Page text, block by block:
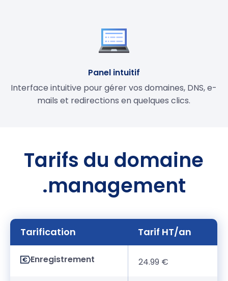
Panel intuitif
Interface intuitive pour gérer vos domaines, DNS, e-
mails et redirections en quelques clics.
Tarifs du domaine
.management
Tarification Tarif HT/an
Enregistrement 24.99 €